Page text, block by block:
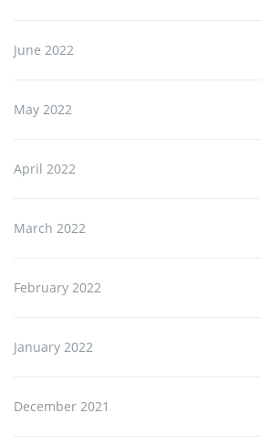
June 2022
May 2022
April 2022
March 2022
February 2022
January 2022
December 2021